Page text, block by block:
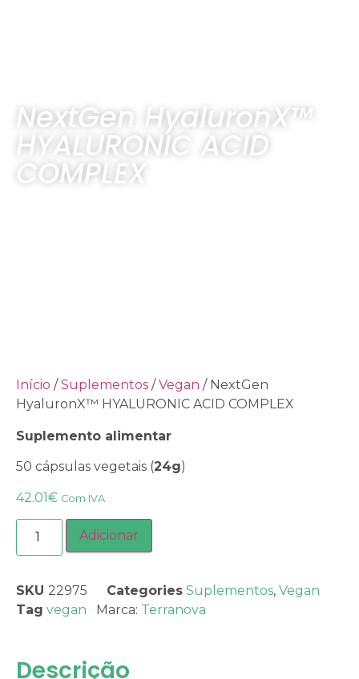
NextGen HyaluronX™
HYALURONIC ACID
COMPLEX
Início /Suplementos /Vegan / NextGen
HyaluronX™ HYALURONIC ACID COMPLEX
Suplemento alimentar
50 cápsulas vegetais (24g)
42.01€ Com IVA
Adicionar
SKU 22975 Categories Suplementos, Vegan
Tag vegan Marca: Terranova
Descrição